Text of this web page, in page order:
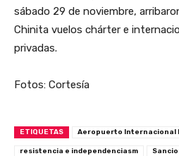
sábado 29 de noviembre,
Chinita vuelos chárter e
privadas.
Fotos: Cortesía
ETIQUETAS Aeropuerto Internacional
resistencia e independenciasm